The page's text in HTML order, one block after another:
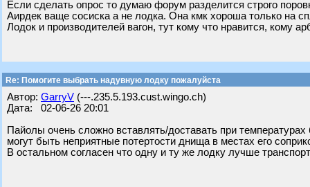
Если сделать опрос то думаю форум разделится строго
Аирдек ваще сосиска а не лодка. Она кмк хороша только на
Лодок и производителей вагон, тут кому что нравится, кому
Re: Помогите выбрать надувную лодку пожалуйста
Автор: GarryV (---.235.5.193.cust.wingo.ch)
Дата: 02-06-26 20:01
Пайолы очень сложно вставлять/доставать при
могут быть неприятные потертости днища в местах его
В остальном согласен что одну и ту же лодку лучше